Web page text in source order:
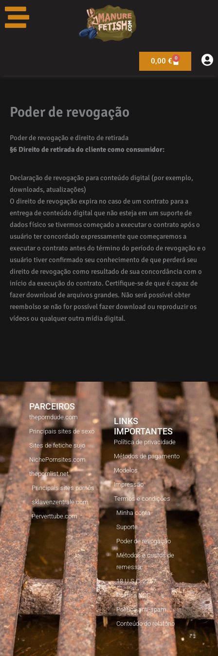
Pular
para
0,00 € 0
Carrinho
Poder de revogação
Poder de revogação e direito de retirada
§6 Direito de retirada do cliente como consumidor:
Declaração de revogação para conteúdo digital (por exemplo,
downloads, atualizações)
O direito de revogação expira no caso de um contrato para a
entrega de conteúdo digital que não esteja em um suporte de
dados físico se tivermos começado a executar o contrato após o
usuário ter concordado expressamente que começaremos a
executar o contrato antes do término do período de revogação e o
usuário tiver confirmado seu conhecimento de que perderá seu
direito de revogação como resultado de sua concordância com o
início da execução do contrato. Certifique-se de que é capaz de
fazer download de arquivos grandes. Não será possível obter
reembolso se não for possível fazer download ou reproduzir os
vídeos ou qualquer outra mídia digital.
PARCEIROS
theporndude.com
Principais sites de sexo
Sites de fetiche sujo
NichePornsites.com
thepornlist.net
Principais sites pornôs
sklavenzentrale.com
Perverttube.com
LINKS
IMPORTANTES
Política de privacidade
Métodos de pagamento
Modelos
Impressão
Termos e condições
Minha conta
Suporte
Poder de revogação
Métodos e custos de
remessa
18 U.S.C. 2257
Política NCC
Política anti-spam
Conteúdo do relatório
Japanese